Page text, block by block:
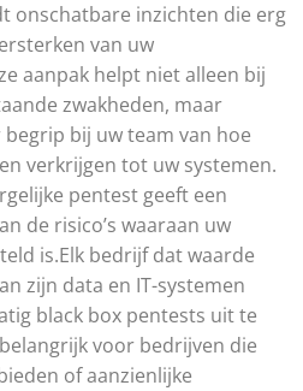
onschatbare inzichten die erg
van uw
aanpak helpt niet alleen bij
zwakheden, maar
bij uw team van hoe
verkrijgen tot uw systemen.
pentest geeft een
de risico’s waaraan uw
is.Elk bedrijf dat waarde
zijn data en IT-systemen
black box pentests uit te
voor bedrijven die
of aanzienlijke